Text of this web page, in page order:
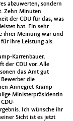
abzuwerten, sondern
Zehn Minuten
der CDU für das, was
hat. Ein sehr
ihrer Meinung war und
ihre Leistung als
Karrenbauer,
der CDU vor. Alle
das Amt gut
die
Annegret Kramp-
Ministerpräsidentin
Ich wünsche ihr
Sicht ist es jetzt